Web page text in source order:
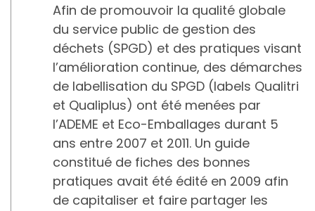
Afin de promouvoir la qualité globale
du service public de gestion des
déchets (SPGD) et des pratiques visant
l’amélioration continue, des démarches
de labellisation du SPGD (labels Qualitri
et Qualiplus) ont été menées par
l’ADEME et Eco-Emballages durant 5
ans entre 2007 et 2011. Un guide
constitué de fiches des bonnes
pratiques avait été édité en 2009 afin
de capitaliser et faire partager les